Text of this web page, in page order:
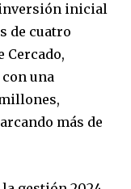
inversión inicial
de cuatro
Cercado,
con una
más de